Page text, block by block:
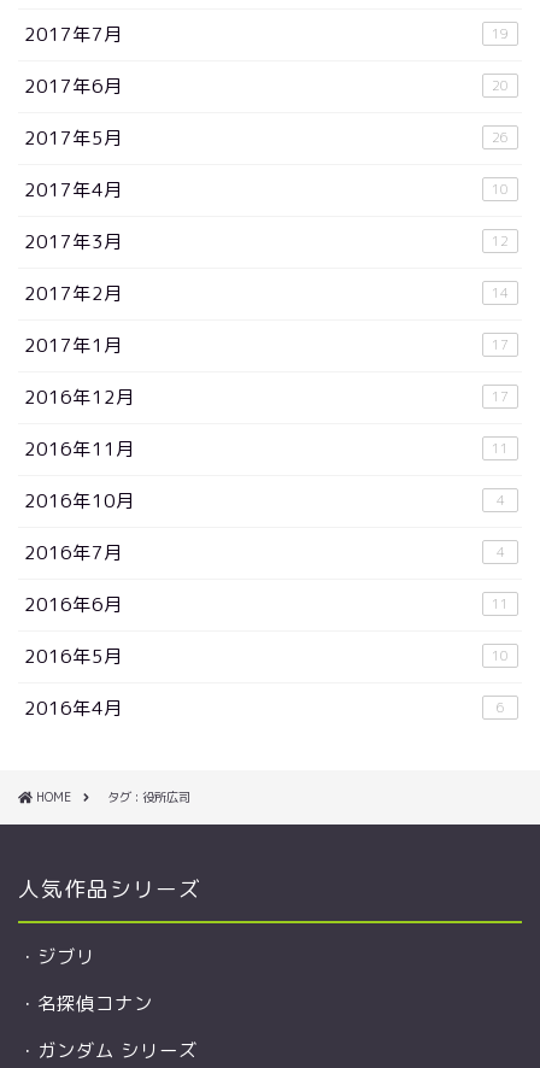
2017年7月 19
2017年6月 20
2017年5月 26
2017年4月 10
2017年3月 12
2017年2月 14
2017年1月 17
2016年12月 17
2016年11月 11
2016年10月 4
2016年7月 4
2016年6月 11
2016年5月 10
2016年4月 6
HOME タグ : 役所広司
人気作品シリーズ
・ ジブリ
・ 名探偵コナン
・ ガンダム シリーズ